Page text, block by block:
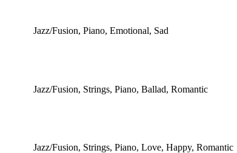
Jazz/Fusion, Piano, Emotional, Sad
Jazz/Fusion, Strings, Piano, Ballad, Romantic
Jazz/Fusion, Strings, Piano, Love, Happy, Romantic